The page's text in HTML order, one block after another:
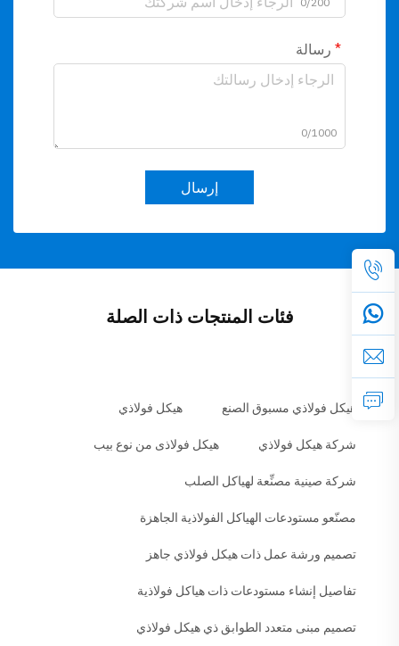
رسالة
0/1000
إرسال
فئات المنتجات ذات الصلة
هيكل فولاذي مسبوق الصنع هيكل فولاذي
شركة هيكل فولاذي هيكل فولاذى من نوع بيب
شركة صينية مصنِّعة لهياكل الصلب
مصنّعو مستودعات الهياكل الفولاذية الجاهزة
تصميم ورشة عمل ذات هيكل فولاذي جاهز
تفاصيل إنشاء مستودعات ذات هياكل فولاذية
تصميم مبنى متعدد الطوابق ذي هيكل فولاذي